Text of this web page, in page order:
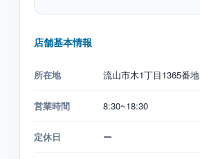
店舗基本情報
所在地 流山市木1丁目1365番地
営業時間 8:30~18:30
定休日 ー